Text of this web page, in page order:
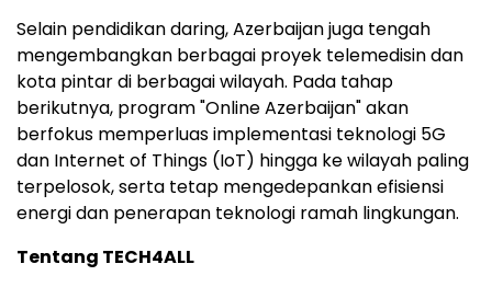
Selain pendidikan daring, Azerbaijan juga tengah
mengembangkan berbagai proyek telemedisin dan
kota pintar di berbagai wilayah. Pada tahap
berikutnya, program "Online Azerbaijan" akan
berfokus memperluas implementasi teknologi 5G
dan Internet of Things (IoT) hingga ke wilayah paling
terpelosok, serta tetap mengedepankan efisiensi
energi dan penerapan teknologi ramah lingkungan.
Tentang TECH4ALL